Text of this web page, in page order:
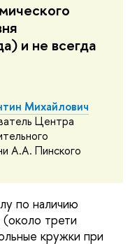
и не всегда
Михайлович
Центра
А.А. Пинского
по наличию
(около трети
кружки при